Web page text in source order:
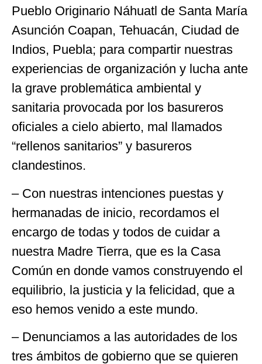
Pueblo Originario Náhuatl de Santa María
Asunción Coapan, Tehuacán, Ciudad de
Indios, Puebla; para compartir nuestras
experiencias de organización y lucha ante
la grave problemática ambiental y
sanitaria provocada por los basureros
oficiales a cielo abierto, mal llamados
“rellenos sanitarios” y basureros
clandestinos.
– Con nuestras intenciones puestas y
hermanadas de inicio, recordamos el
encargo de todas y todos de cuidar a
nuestra Madre Tierra, que es la Casa
Común en donde vamos construyendo el
equilibrio, la justicia y la felicidad, que a
eso hemos venido a este mundo.
– Denunciamos a las autoridades de los
tres ámbitos de gobierno que se quieren